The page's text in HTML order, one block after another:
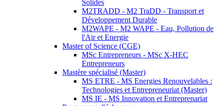
Solides
M2TRADD - M2 TraDD - Transport et
Développement Durable
M2WAPE - M2 WAPE - Eau, Pollution de
l'Air et Energie
Master of Science (CGE)
MSc Entrepreneurs - MSc X-HEC
Entrepreneurs
Mastère spécialisé (Master)
MS ETRE - MS Energies Renouvelables :
Technologies et Entrepreneuriat (Master)
MS IE - MS Innovation et Entreprenariat